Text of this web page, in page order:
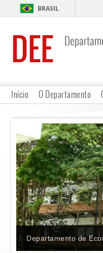
BRASIL
DEE
Início O Departamento
Departamento de